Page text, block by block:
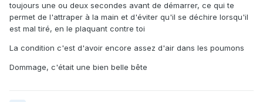
toujours une ou deux secondes avant de démarrer, ce qui te
permet de l'attraper à la main et d'éviter qu'il se déchire lorsqu'il
est mal tiré, en le plaquant contre toi
La condition c'est d'avoir encore assez d'air dans les poumons
Dommage, c'était une bien belle bête